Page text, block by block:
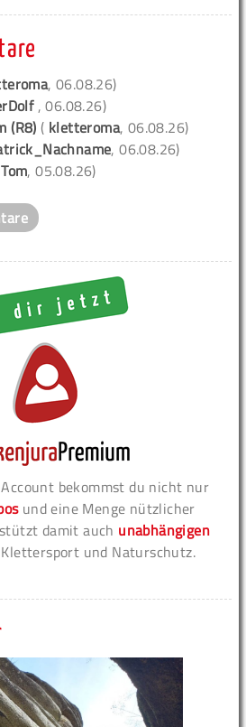
, 06.08.26)
, 06.08.26)
(R8) ( kletteroma, 06.08.26)
, 06.08.26)
Tom, 05.08.26)
bekommst du nicht nur
und eine Menge nützlicher
damit auch unabhängigen
und Naturschutz.